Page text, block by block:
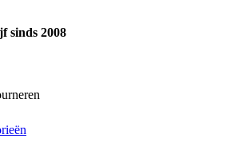
sinds 2008